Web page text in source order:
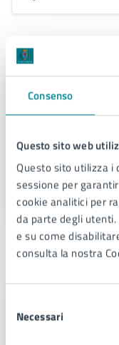
Consenso
Questo sito web
Questo sito utilizza i
sessione per
cookie analitici per
da parte degli
e su come
consulta la nostra
delNecessari
Contatti
Servizi
Telefono:
E-mail:
PEC:
Unità